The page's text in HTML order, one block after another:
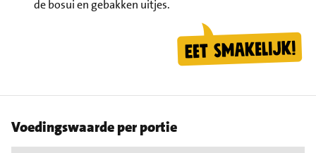
de bosui en gebakken uitjes.
Voedingswaarde per portie